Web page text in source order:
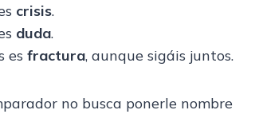
crisis.
duda.
es fractura, aunque sigáis juntos.
no busca ponerle nombre